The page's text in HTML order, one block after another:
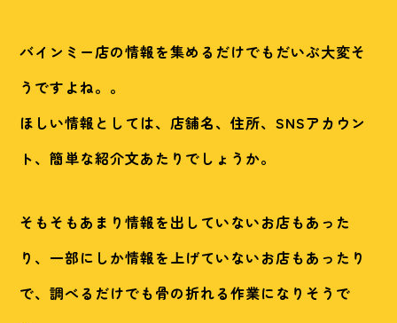
バインミー店の情報を集めるだけでもだいぶ大変そ
うですよね。。
ほしい情報としては、店舗名、住所、SNSアカウン
ト、簡単な紹介文あたりでしょうか。
そもそもあまり情報を出していないお店もあった
り、一部にしか情報を上げていないお店もあったり
で、調べるだけでも骨の折れる作業になりそうで